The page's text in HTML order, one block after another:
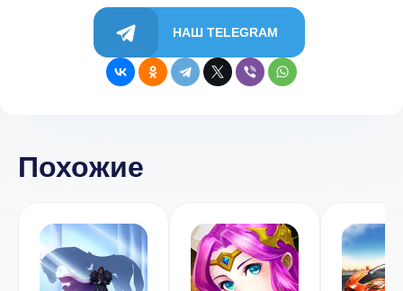
НАШ TELEGRAM
Похожие